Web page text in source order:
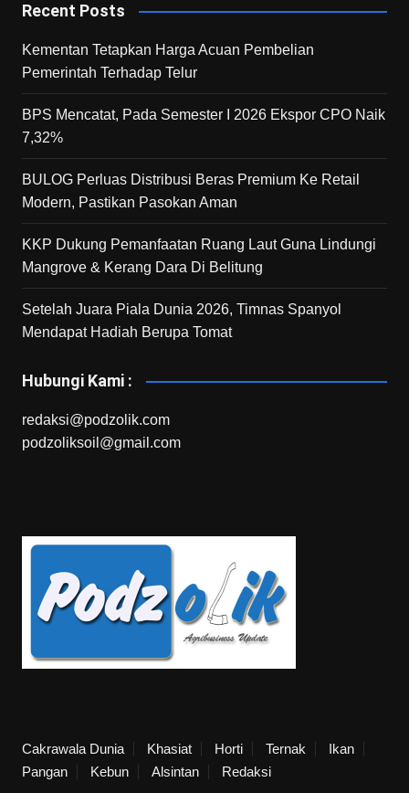
Recent Posts
Kementan Tetapkan Harga Acuan Pembelian
Pemerintah Terhadap Telur
BPS Mencatat, Pada Semester I 2026 Ekspor CPO Naik
7,32%
BULOG Perluas Distribusi Beras Premium Ke Retail
Modern, Pastikan Pasokan Aman
KKP Dukung Pemanfaatan Ruang Laut Guna Lindungi
Mangrove & Kerang Dara Di Belitung
Setelah Juara Piala Dunia 2026, Timnas Spanyol
Mendapat Hadiah Berupa Tomat
Hubungi Kami :
redaksi@podzolik.com
podzoliksoil@gmail.com
Cakrawala Dunia Khasiat Horti Ternak
Ikan
Pangan
Kebun Alsintan Redaksi